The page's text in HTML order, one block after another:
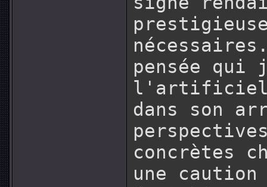
pensée qui
l'artificiel,
dans son
concrètes
une